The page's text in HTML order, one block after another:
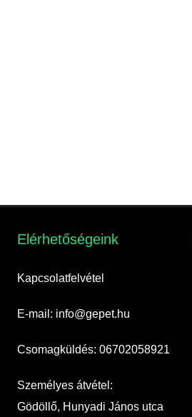
Elérhetőségeink​
Kapcsolatfelvétel
E-mail: info@gepet.hu
Csomagküldés: 06702058921
Személyes átvétel:
Gödöllő, Hunyadi János utca